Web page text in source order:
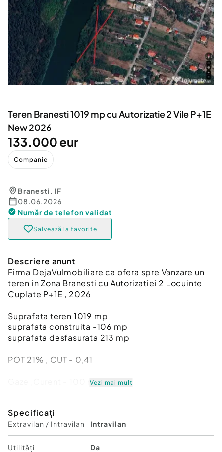
Servicii
Animale de companie
Afaceri și echipamente profesionale
Inchiriere Bunuri si Vehicule
Utilaje agricole si industriale
Piese auto si accesorii
Dacia Duster
Teren Branesti 1019 mp cu Autorizatie 2 Vile P+1E
New 2026
133.000 eur
Companie
Branesti, IF
08.06.2026
Număr de telefon validat
Salvează la favorite
Descriere anunt
Firma DejaVuImobiliare ca ofera spre Vanzare un
teren in Zona Branesti cu Autorizatiei 2 Locuinte
Cuplate P+1E , 2026
Suprafata teren 1019 mp
suprafata construita -106 mp
suprafata desfasurata 213 mp
POT 21% , CUT - 0,41
Gaze ,Curent - 100 metri
Comision cumpărător:3%
Vezi mai mult
Specificații
Extravilan / Intravilan Intravilan
Utilități Da